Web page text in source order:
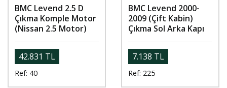
BMC Levend 2.5 D
Çıkma Komple Motor
(Nissan 2.5 Motor)
42.831 TL
Ref: 40
BMC Levend 2000-
2009 (Çift Kabin)
Çıkma Sol Arka Kapı
7.138 TL
Ref: 225